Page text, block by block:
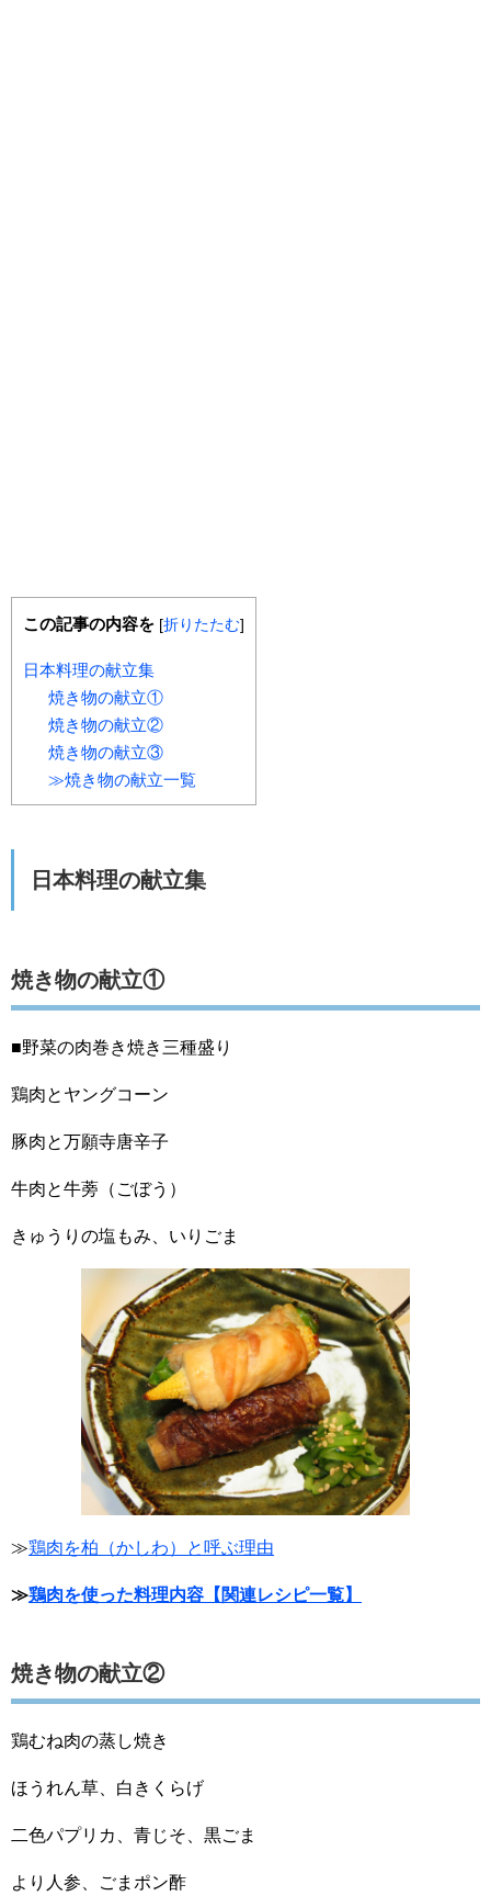
この記事の内容を [折りたたむ]
日本料理の献立集
焼き物の献立①
焼き物の献立②
焼き物の献立③
≫焼き物の献立一覧
日本料理の献立集
焼き物の献立①
■野菜の肉巻き焼き三種盛り
鶏肉とヤングコーン
豚肉と万願寺唐辛子
牛肉と牛蒡（ごぼう）
きゅうりの塩もみ、いりごま
≫鶏肉を柏（かしわ）と呼ぶ理由
≫鶏肉を使った料理内容【関連レシピ一覧】
焼き物の献立②
鶏むね肉の蒸し焼き
ほうれん草、白きくらげ
二色パプリカ、青じそ、黒ごま
より人参、ごまポン酢